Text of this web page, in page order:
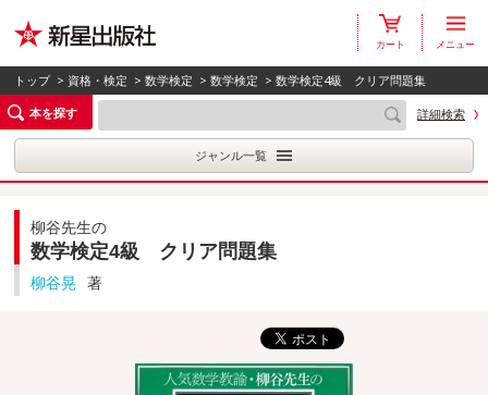
カート メニュー
トップ > 資格・検定 >数学検定 >数学検定 > 数学検定4級 クリア問題集
本を探す
詳細検索
ジャンル一覧
柳谷先生の
数学検定4級 クリア問題集
柳谷晃 著